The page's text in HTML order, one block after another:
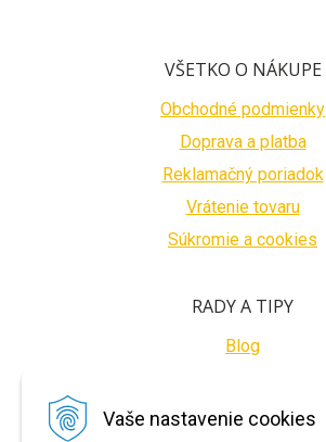
Vaše nastavenie cookies
VŠETKO O NÁKUPE
Obchodné podmienky
Doprava a platba
Reklamačný poriadok
Vrátenie tovaru
Súkromie a cookies
RADY A TIPY
Blog
BEZPEČNÉ PLATBY